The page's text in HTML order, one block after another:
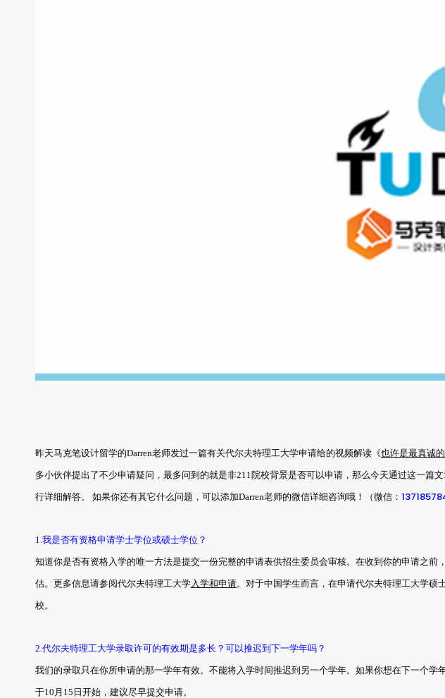
昨天马克笔设计留学的Darren老师发过一篇有关代尔夫特理工大学申请给的视频解读《也许是最真诚
多小伙伴提出了不少申请疑问，最多问到的就是非211院校背景是否可以申请，那么今天通过这一篇
行详细解答。 如果你还有其它什么问题，可以添加Darren老师的微信详细咨询哦！（微信：
1.我是否有资格申请学士学位或硕士学位？
知道你是否有资格入学的唯一方法是提交一份完整的申请表供招生委员会审核。在收到你的申请之前
估。更多信息请参阅代尔夫特理工大学 入学和申请。对于中国学生而言，在申请代尔夫特理工大学硕
校。
2.代尔夫特理工大学录取许可的有效期是多长？可以推迟到下一学年吗？
我们的录取只在你所申请的那一学年有效。不能将入学时间推迟到另一个学年。如果你想在下一个学
于10月15日开始，建议尽早提交申请。